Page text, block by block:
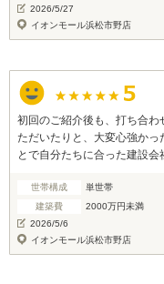
2026/5/27
イオンモール浜松市野店
初回のご紹介後も、打ち合
ただいたりと、大変心強かっ
とで自分たちに合った建設
いかと思っています。 大変
いました。
世帯構成
単世帯
建築費
2000万円未満
2026/5/6
イオンモール浜松市野店